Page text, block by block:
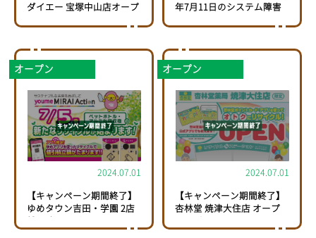
ダイエー 宝塚中山店オープ
年7月11日のシステム障害
オープン
2024.07.01
【キャンペーン期間終了】
ゆめタウン吉田・学園 2店
オープン
2024.07.01
【キャンペーン期間終了】
杏林堂 焼津大住店 オープ